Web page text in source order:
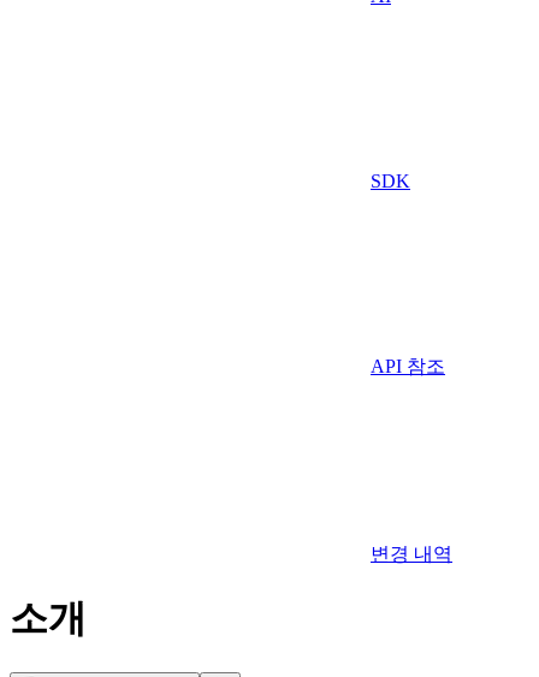
SDK
API 참조
변경 내역
소개